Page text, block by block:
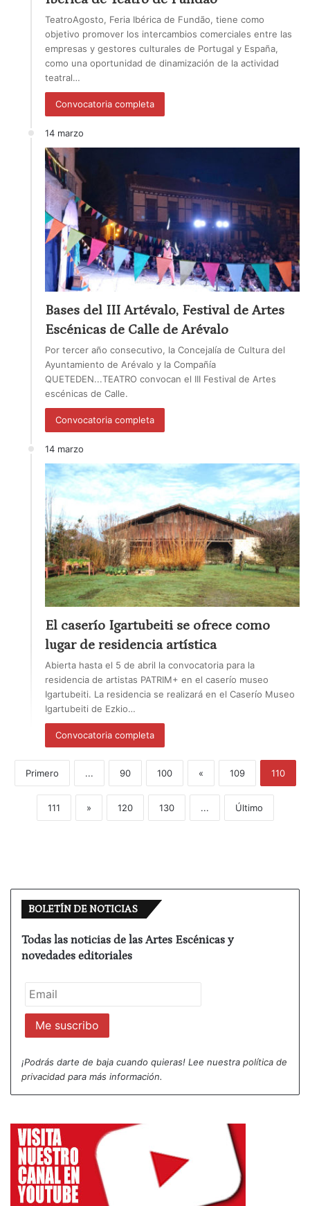
TeatroAgosto, Feria Ibérica de Fundão, tiene como
objetivo promover los intercambios comerciales entre las
empresas y gestores culturales de Portugal y España,
como una oportunidad de dinamización de la actividad
teatral…
Convocatoria completa
14 marzo
Bases del III Artévalo, Festival de Artes
Escénicas de Calle de Arévalo
Por tercer año consecutivo, la Concejalía de Cultura del
Ayuntamiento de Arévalo y la Compañía
QUETEDEN...TEATRO convocan el III Festival de Artes
escénicas de Calle.
Convocatoria completa
14 marzo
El caserío Igartubeiti se ofrece como
lugar de residencia artística
Abierta hasta el 5 de abril la convocatoria para la
residencia de artistas PATRIM+ en el caserío museo
Igartubeiti. La residencia se realizará en el Caserío Museo
Igartubeiti de Ezkio…
Convocatoria completa
Primero ... 90 100 « 109 110
111 » 120 130 ... Último
BOLETÍN DE NOTICIAS
Todas las noticias de las Artes Escénicas y
novedades editoriales
¡Podrás darte de baja cuando quieras! Lee nuestra política de
privacidad para más información.